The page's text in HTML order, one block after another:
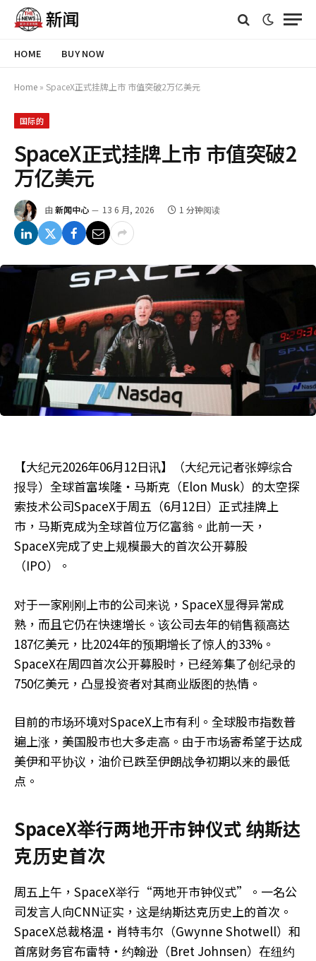
HOME BUY NOW
Home » SpaceX正式挂牌上市 市值突破2万亿美元
国际的
SpaceX正式挂牌上市 市值突破2
万亿美元
由 新闻中心 13 6 月, 2026 1 分钟阅读
【大纪元2026年06月12日讯】（大纪元记者张婷综合
报导）全球首富埃隆‧马斯克（Elon Musk）的太空探
索技术公司SpaceX于周五（6月12日）正式挂牌上
市，马斯克成为全球首位万亿富翁。此前一天，
SpaceX完成了史上规模最大的首次公开募股
（IPO）。
对于一家刚刚上市的公司来说，SpaceX显得异常成
熟，而且它仍在快速增长。该公司去年的销售额高达
187亿美元，比2024年的预期增长了惊人的33%。
SpaceX在周四首次公开募股时，已经筹集了创纪录的
750亿美元，凸显投资者对其商业版图的热情。
目前的市场环境对SpaceX上市有利。全球股市指数普
遍上涨，美国股市也大多走高。由于市场寄希望于达成
美伊和平协议，油价已跌至伊朗战争初期以来的最低
点。
SpaceX举行两地开市钟仪式 纳斯达
克历史首次
周五上午，SpaceX举行“两地开市钟仪式”。一名公
司发言人向CNN证实，这是纳斯达克历史上的首次。
SpaceX总裁格温‧肖特韦尔（Gwynne Shotwell）和
首席财务官布雷特‧约翰逊（Bret Johnsen）在纽约